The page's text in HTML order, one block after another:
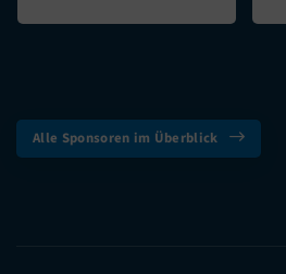
Alle Sponsoren im Überblick